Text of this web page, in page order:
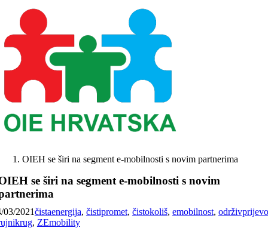
content
OIEH se širi na segment e-mobilnosti s novim partnerima
se širi na segment e-mobilnosti s novim
03/2021čistaenergija, čistipromet, čistokoliš, emobilnost,
, ZEmobility